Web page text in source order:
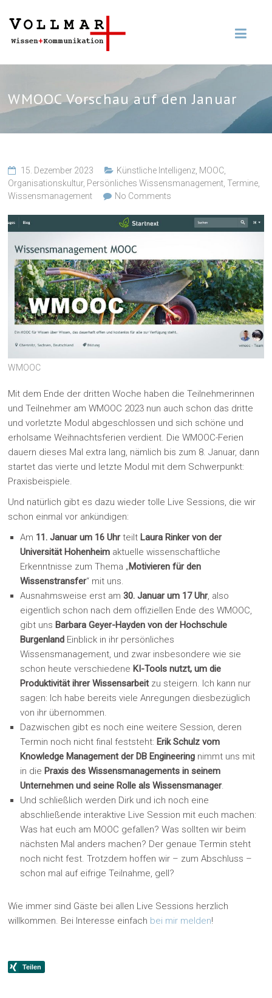
WMOOC Vorschau auf den Januar
15. Dezember 2023 Künstliche Intelligenz MOOC
Organisationskultur, Persönliches Wissensmanagement ,Termine
Wissensmanagement
No Comments
WMOOC
Mit dem Ende der dritten Woche haben die Teilnehmerinnen
und Teilnehmer am WMOOC 2023 nun auch schon das dritte
und vorletzte Modul abgeschlossen und sich schöne und
erholsame Weihnachtsferien verdient. Die WMOOC-Ferien
dauern dieses Mal extra lang, nämlich bis zum 8. Januar, dann
startet das vierte und letzte Modul mit dem Schwerpunkt:
Praxisbeispiele.
Und natürlich gibt es dazu wieder tolle Live Sessions, die wir
schon einmal vor ankündigen:
Am 11. Januar um 16 Uhrteilt Laura Rinker von der
Universität Hohenheim aktuelle wissenschaftliche
Erkenntnisse zum Thema „Motivieren für den
Wissenstransfer“ mit uns.
Ausnahmsweise erst am30. Januar um 17 Uhr, also
eigentlich schon nach dem offiziellen Ende des WMOOC,
gibt uns Barbara Geyer-Hayden von der Hochschule
Burgenland Einblick in ihr persönliches
Wissensmanagement, und zwar insbesondere wie sie
schon heute verschiedene KI-Tools nutzt, um die
Produktivität ihrer Wissensarbeitzu steigern. Ich kann nur
sagen: Ich habe bereits viele Anregungen diesbezüglich
von ihr übernommen.
Dazwischen gibt es noch eine weitere Session, deren
Termin noch nicht final feststeht: Erik Schulz vom
Knowledge Management der DB Engineering nimmt uns mit
in die Praxis des Wissensmanagements in seinem
Unternehmen und seine Rolle als Wissensmanager.
Und schließlich werden Dirk und ich noch eine
abschließende interaktive Live Session mit euch machen:
Was hat euch am MOOC gefallen? Was sollten wir beim
nächsten Mal anders machen? Der genaue Termin steht
noch nicht fest. Trotzdem hoffen wir – zum Abschluss –
schon mal auf eifrige Teilnahme, gell?
Wie immer sind Gäste bei allen Live Sessions herzlich
willkommen. Bei Interesse einfach bei mir melden!